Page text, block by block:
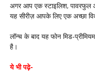
अगर आप एक स्टाइलिश, पावरफुल
यह सीरीज़ आपके लिए एक अच्छा
लॉन्च के बाद यह फोन मिड-
है।
ये भी पढ़े-